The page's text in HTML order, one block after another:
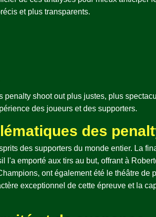
et plus transparents.
shoot out plus justes, plus
des joueurs et des supporters.
des
des supporters du monde entier. La
l'a emporté aux tirs au but, offrant à
ont également été le théâtre de
exceptionnel de cette épreuve et la